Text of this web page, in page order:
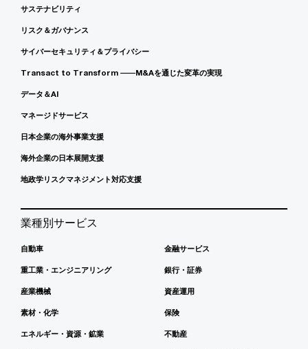
サステナビリティ
リスク＆ガバナンス
サイバーセキュリティ＆プライバシー
Transact to Transform ――M&Aを通じた変革の実現
データ＆AI
マネージドサービス
日本企業の海外事業支援
海外企業の日本展開支援
地政学リスクマネジメント対応支援
業種別サービス
自動車
重工業・エンジニアリング
産業機械
素材・化学
エネルギー・資源・鉱業
金融サービス
銀行・証券
資産運用
保険
不動産